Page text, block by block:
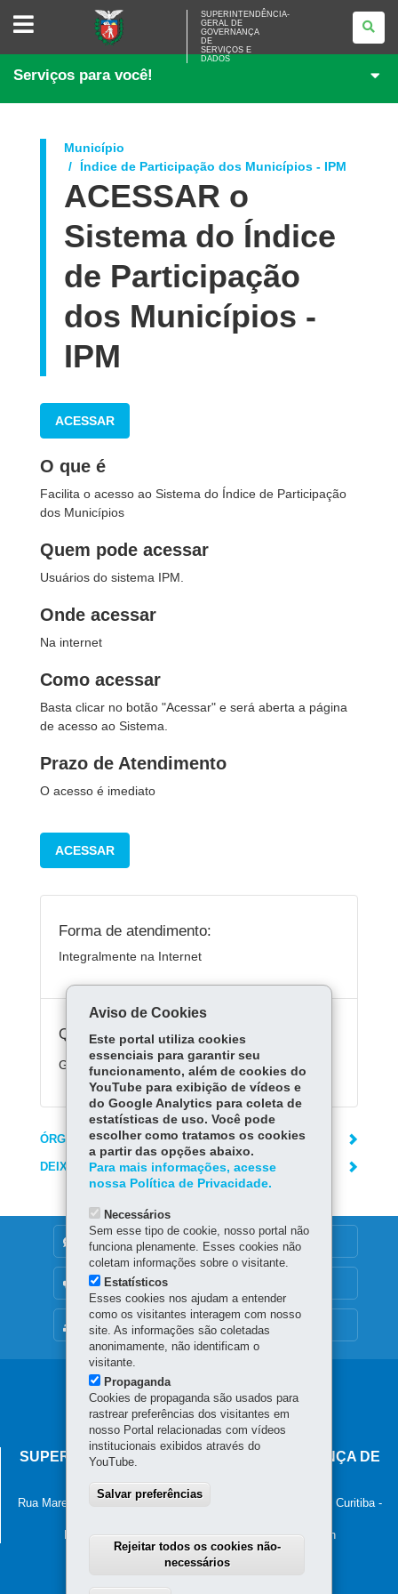
SUPERINTENDÊNCIA-
<BR>GOVERNANÇA
SERVIÇOS
DADOS
SUPERINTENDÊNCIA-
GERAL DE
GOVERNANÇA
DE
SERVIÇOS E
DADOS
Serviços para você!
Município
Índice de Participação dos Municípios - IPM
ACESSAR o
Sistema do Índice
de Participação
dos Municípios -
IPM
ACESSAR
O que é
Facilita o acesso ao Sistema do Índice de Participação
dos Municípios
Quem pode acessar
Usuários do sistema IPM.
Onde acessar
Na internet
Como acessar
Basta clicar no botão "Acessar" e será aberta a página
de acesso ao Sistema.
Prazo de Atendimento
O acesso é imediato
ACESSAR
Forma de atendimento:
Integralmente na Internet
Quanto custa:
Gratuito
ÓRGÃO RESPONSÁVEL
DEIXE SUA OPINIÃO
MAPA DO SITE
DENUNCIE CORRUPÇÃO
OUVIDORIA
Navegação
principal
SUPERINTENDÊNCIA-GERAL DE GOVERNANÇA DE
Rua Marechal Deodoro, 806, 13º andar - Centro Curitiba -
Horário de atendimento: 8h30 às 12h e 13h30 às 18h
Aviso de Cookies
Este portal utiliza cookies
essenciais para garantir seu
funcionamento, além de cookies do
YouTube para exibição de vídeos e
do Google Analytics para coleta de
estatísticas de uso. Você pode
escolher como tratamos os cookies
a partir das opções abaixo.
Para mais informações, acesse
nossa Política de Privacidade.
Necessários
Sem esse tipo de cookie, nosso portal não
funciona plenamente. Esses cookies não
coletam informações sobre o visitante.
Estatísticos
Esses cookies nos ajudam a entender
como os visitantes interagem com nosso
site. As informações são coletadas
anonimamente, não identificam o
visitante.
Propaganda
Cookies de propaganda são usados para
rastrear preferências dos visitantes em
nosso Portal relacionadas com vídeos
institucionais exibidos através do
YouTube.
Salvar preferências
Rejeitar todos os cookies não-
necessários